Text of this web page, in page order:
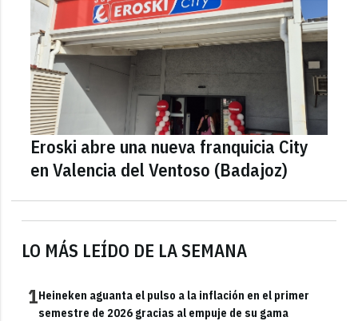
LO MÁS LEÍDO DE LA SEMANA
1Heineken aguanta el pulso a la inflación en el primer
semestre de 2026 gracias al empuje de su gama
Eroski abre una nueva franquicia City
en Valencia del Ventoso (Badajoz)